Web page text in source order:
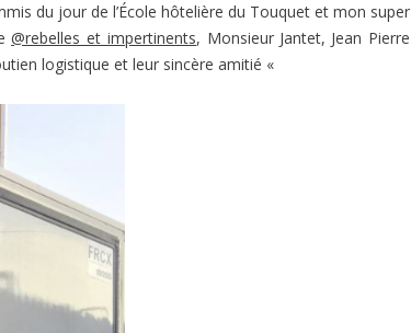
du jour de l’École hôtelière du Touquet et mon super
@rebelles_et_impertinents, Monsieur Jantet, Jean Pierre
logistique et leur sincère amitié «